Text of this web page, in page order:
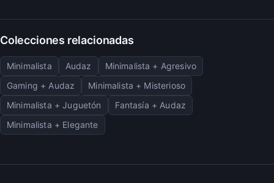
Colecciones relacionadas
Minimalista Audaz
Minimalista + Agresivo
Gaming + Audaz
Minimalista + Misterioso
Minimalista + Juguetón
Fantasía + Audaz
Minimalista + Elegante